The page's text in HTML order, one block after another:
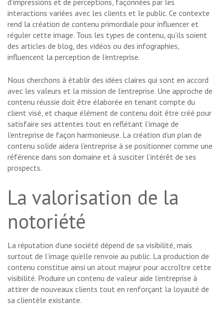
d’impressions et de perceptions, façonnées par les
interactions variées avec les clients et le public. Ce contexte
rend la création de contenu primordiale pour influencer et
réguler cette image. Tous les types de contenu, qu’ils soient
des articles de blog, des vidéos ou des infographies,
influencent la perception de l’entreprise.
Nous cherchons à établir des idées claires qui sont en accord
avec les valeurs et la mission de l’entreprise. Une approche de
contenu réussie doit être élaborée en tenant compte du
client visé, et chaque élément de contenu doit être créé pour
satisfaire ses attentes tout en reflétant l’image de
l’entreprise de façon harmonieuse. La création d’un plan de
contenu solide aidera l’entreprise à se positionner comme une
référence dans son domaine et à susciter l’intérêt de ses
prospects.
La valorisation de la
notoriété
La réputation d’une société dépend de sa visibilité, mais
surtout de l’image qu’elle renvoie au public. La production de
contenu constitue ainsi un atout majeur pour accroître cette
visibilité. Produire un contenu de valeur aide l’entreprise à
attirer de nouveaux clients tout en renforçant la loyauté de
sa clientèle existante.